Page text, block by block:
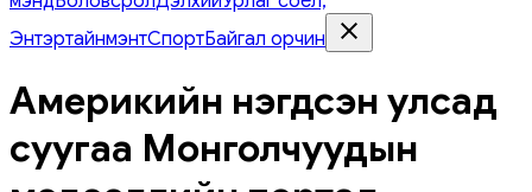
ЭнтэртайнмэнтСпортБайгал орчин
Америкийн нэгдсэн улсад
суугаа Монголчуудын